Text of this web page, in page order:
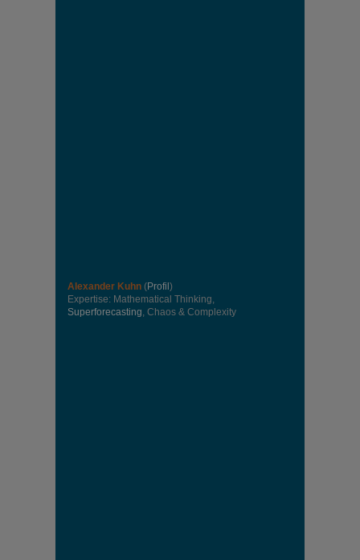
Alexander Kuhn (Profil )
Expertise: Mathematical Thinking,
Superforecasting, Chaos & Complexity